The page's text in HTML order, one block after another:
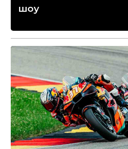
шоу